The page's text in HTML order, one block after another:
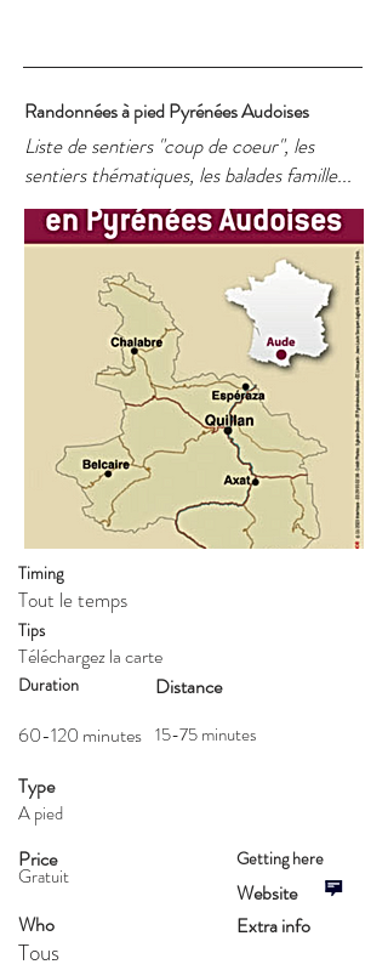
Randonnées à pied Pyrénées Audoises
Liste de sentiers "coup de coeur", les
sentiers thématiques, les balades famille...
Timing
Tout le temps​
Tips
Téléchargez la carte
Distance
Duration
15-75 minutes
60-120 minutes
Type
A pied
Price
Gratuit
Getting here
Website
Who
Tous
Extra info